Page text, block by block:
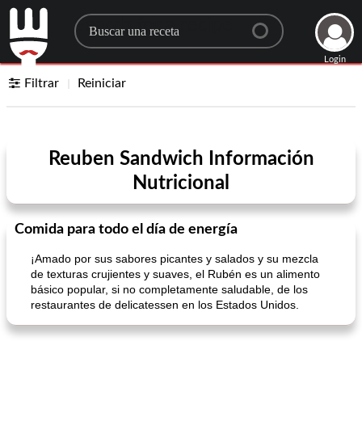
Search for a recipe
Login
Filtrar Reiniciar
Reuben Sandwich Información
Nutricional
Comida para todo el día de energía
¡Amado por sus sabores picantes y salados y su mezcla
de texturas crujientes y suaves, el Rubén es un alimento
básico popular, si no completamente saludable, de los
restaurantes de delicatessen en los Estados Unidos.